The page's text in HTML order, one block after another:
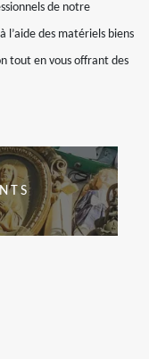
de notre
des matériels biens
tout en vous offrant des